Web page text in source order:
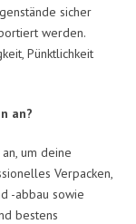
sicher
werden.
Pünktlichkeit
an?
um deine
Verpacken,
-abbau sowie
bestens